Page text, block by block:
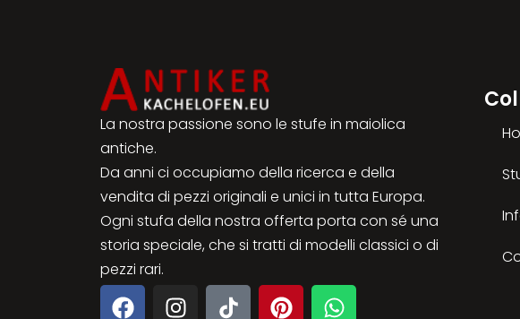
La nostra passione sono le stufe in maiolica
antiche.
Da anni ci occupiamo della ricerca e della
vendita di pezzi originali e unici in tutta Europa.
Ogni stufa della nostra offerta porta con sé una
storia speciale, che si tratti di modelli classici o di
pezzi rari.